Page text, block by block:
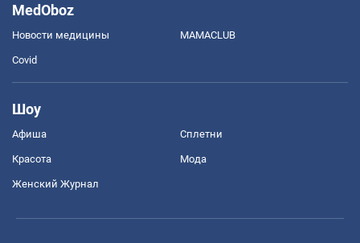
MedOboz
Новости медицины MAMACLUB
Covid
Шоу
Афиша Сплетни
Красота Мода
Женский Журнал